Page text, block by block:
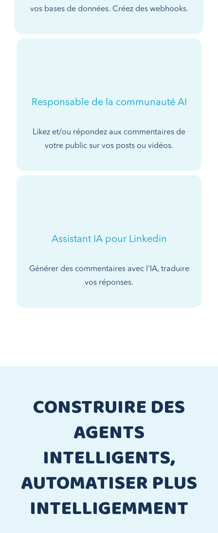
vos bases de données. Créez des webhooks.
Responsable de la communauté AI
Likez et/ou répondez aux commentaires de
votre public sur vos posts ou vidéos.
Assistant IA pour Linkedin
Générer des commentaires avec l'IA, traduire
vos réponses.
CONSTRUIRE DES
AGENTS
INTELLIGENTS,
AUTOMATISER PLUS
INTELLIGEMMENT